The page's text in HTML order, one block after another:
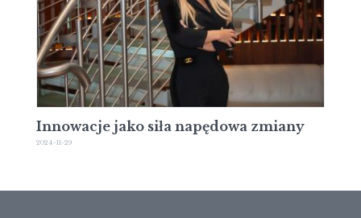
Innowacje jako siła napędowa zmiany
2024-11-29